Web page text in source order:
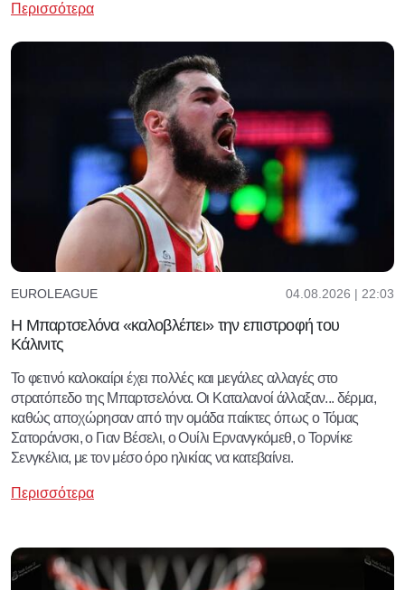
Περισσότερα
EUROLEAGUE 04.08.2026 | 22:03
Η Μπαρτσελόνα «καλοβλέπει» την επιστροφή του
Κάλινιτς
Το φετινό καλοκαίρι έχει πολλές και μεγάλες αλλαγές στο
στρατόπεδο της Μπαρτσελόνα. Οι Καταλανοί άλλαξαν... δέρμα,
καθώς αποχώρησαν από την ομάδα παίκτες όπως ο Τόμας
Σατοράνσκι, ο Γιαν Βέσελι, ο Ουίλι Ερνανγκόμεθ, ο Τορνίκε
Σενγκέλια, με τον μέσο όρο ηλικίας να κατεβαίνει.
Περισσότερα